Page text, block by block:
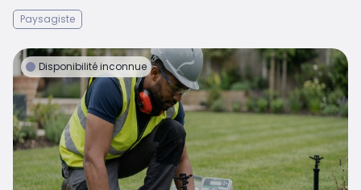
Paysagiste
Disponibilité inconnue